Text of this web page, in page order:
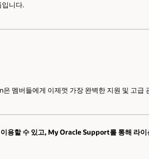
입니다.
멤버들에게 이제껏 가장 완벽한 지원 및 고급
할 수 있고, My Oracle Support를 통해 라이